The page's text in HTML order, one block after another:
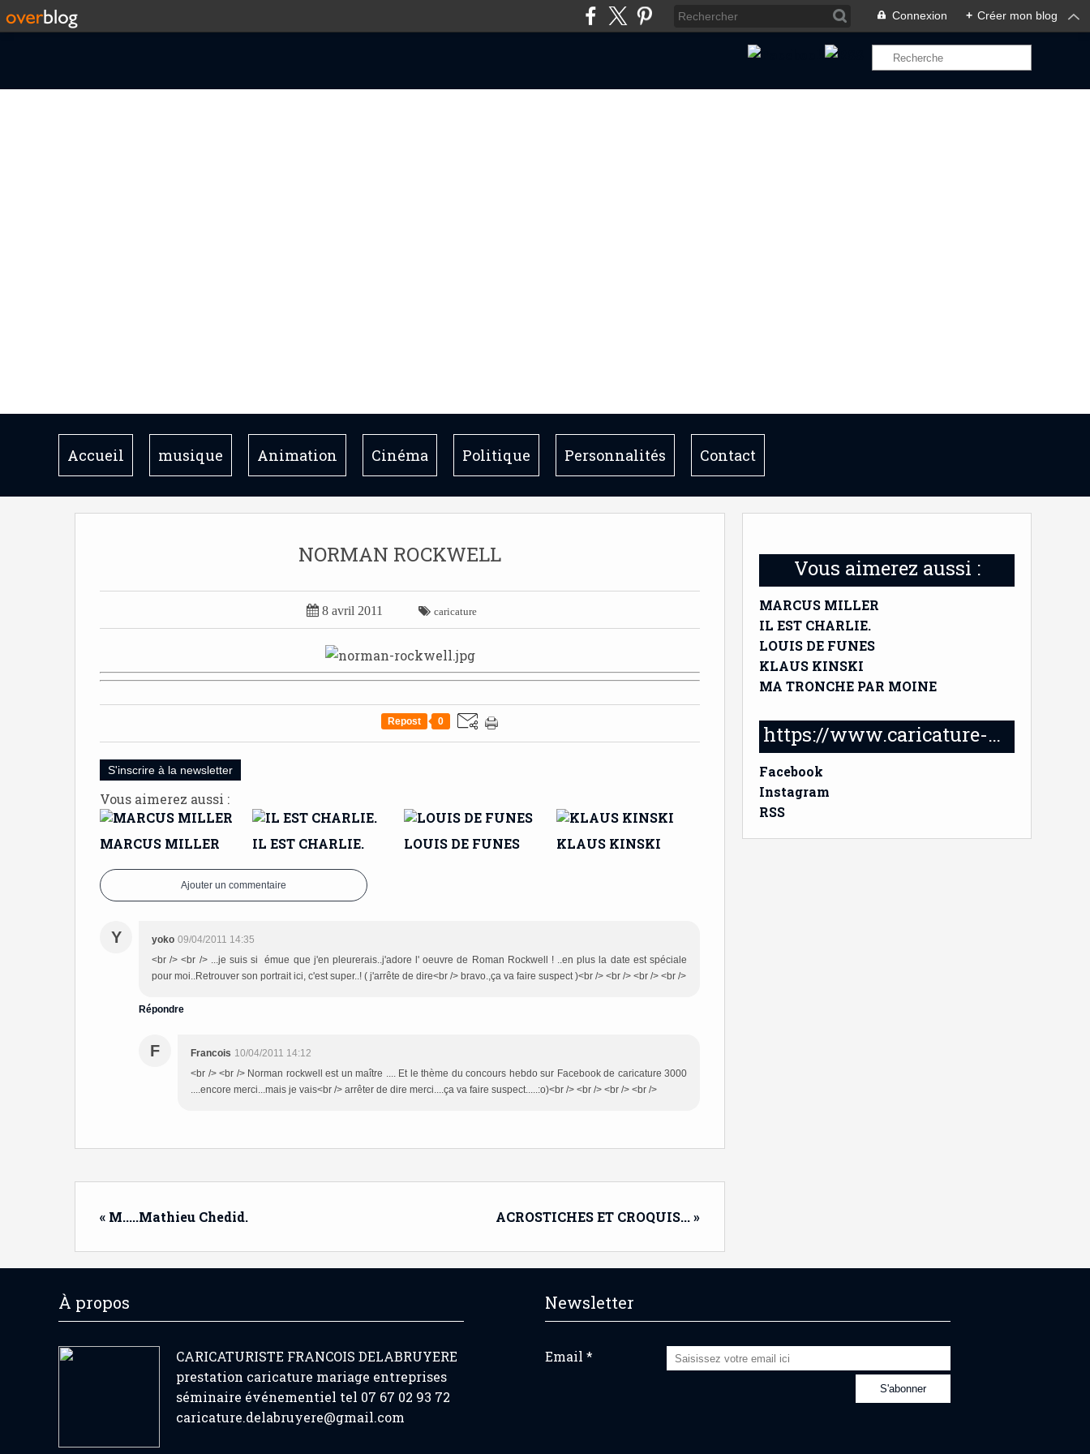
Connexion + Créer mon blog
Accueil musique Animation Cinéma Politique Personnalités Contact
Vous aimerez aussi :
MARCUS MILLER
IL EST CHARLIE.
LOUIS DE FUNES
KLAUS KINSKI
MA TRONCHE PAR MOINE
https://www.caricature-delabruyere.com/
Facebook
Instagram
RSS
NORMAN ROCKWELL
 8 avril 2011  caricature
Repost 0
S'inscrire à la newsletter
Vous aimerez aussi :
MARCUS MILLER IL EST CHARLIE. LOUIS DE FUNES KLAUS KINSKI
Ajouter un commentaire
Y yoko 09/04/2011 14:35
<br /> <br /> ...je suis si émue que j'en pleurerais..j'adore l' oeuvre de Roman Rockwell ! ..en plus la date est spéciale
pour moi..Retrouver son portrait ici, c'est super..! ( j'arrête de dire<br /> bravo.,ça va faire suspect )<br /> <br /> <br /> <br />
Répondre
F Francois 10/04/2011 14:12
<br /> <br /> Norman rockwell est un maître .... Et le thème du concours hebdo sur Facebook de caricature 3000
....encore merci...mais je vais<br /> arrêter de dire merci....ça va faire suspect.....:o)<br /> <br /> <br /> <br />
« M.....Mathieu Chedid. ACROSTICHES ET CROQUIS... »
À propos
CARICATURISTE FRANCOIS DELABRUYERE
prestation caricature mariage entreprises
séminaire événementiel tel 07 67 02 93 72
caricature.delabruyere@gmail.com
Newsletter
Email